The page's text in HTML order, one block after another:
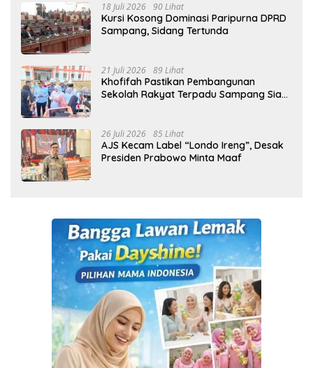
18 Juli 2026 90 Lihat
Kursi Kosong Dominasi Paripurna DPRD
Sampang, Sidang Tertunda
21 Juli 2026 89 Lihat
Khofifah Pastikan Pembangunan
Sekolah Rakyat Terpadu Sampang Siap
26 Juli 2026 85 Lihat
AJS Kecam Label “Londo Ireng”, Desak
Presiden Prabowo Minta Maaf